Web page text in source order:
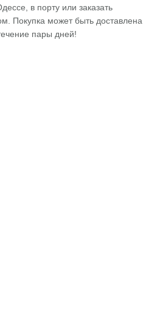
в порту или заказать
Покупка может быть доставлена
пары дней!